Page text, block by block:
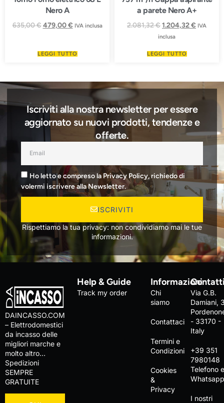
Nero A
635,00€ 479,00€ IVA inclusa
LEGGI TUTTO
a parete Nero A+
2.081,32€1.204,32€ IVA
inclusa
LEGGI TUTTO
Iscriviti alla nostra newsletter per essere
aggiornato su nuovi prodotti, tendenze e
offerte.
Ho letto e compreso la Privacy Policy, richiedo di
volermi iscrivere alla Newsletter.
ISCRIVITI
Rispettiamo la tua privacy: non condividiamo mai le tue
informazioni.
DAINCASSO.COM
– Elettrodomestici
da incasso delle
migliori marche e
molto altro…
Spedizioni
SEMPRE
GRATUITE
Help & Guide
Track my order
Informazioni
Chi
siamo
Contattaci
Termini e
Condizioni
Cookies
&
Privacy
Via G.B.
Damiani,
- 33170 -
Italy
+39 351
7980148
Telefono
I nostri